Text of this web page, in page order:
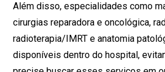
Além disso, especialidades como
cirurgias reparadora e oncológica,
radioterapia/IMRT e anatomia
disponíveis dentro do hospital,